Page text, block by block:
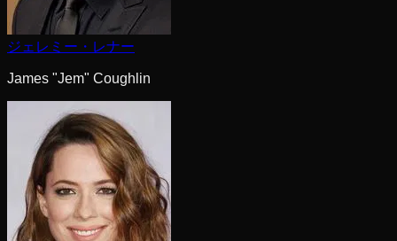
ジェレミー・レナー
James "Jem" Coughlin